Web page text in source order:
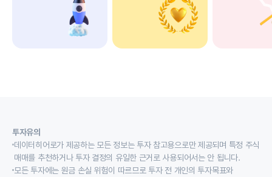
투자유의
데이터히어로가 제공하는 모든 정보는 투자 참고용으로만 제공되며 특정 주식
매매를 추천하거나 투자 결정의 유일한 근거로 사용되어서는 안 됩니다.
모든 투자에는 원금 손실 위험이 따르므로 투자 전 개인의 투자목표와